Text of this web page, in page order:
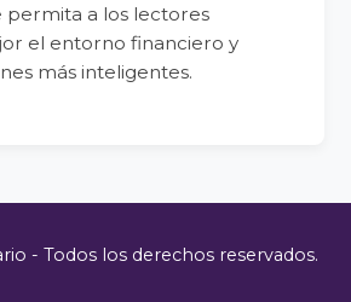
permita a los lectores
el entorno financiero y
más inteligentes.
- Todos los derechos reservados.